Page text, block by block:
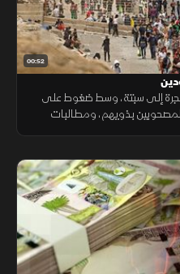
00:52
إلى سبتة، وسط ضغوط على
المصحوبين بذويهم، ومطالبات